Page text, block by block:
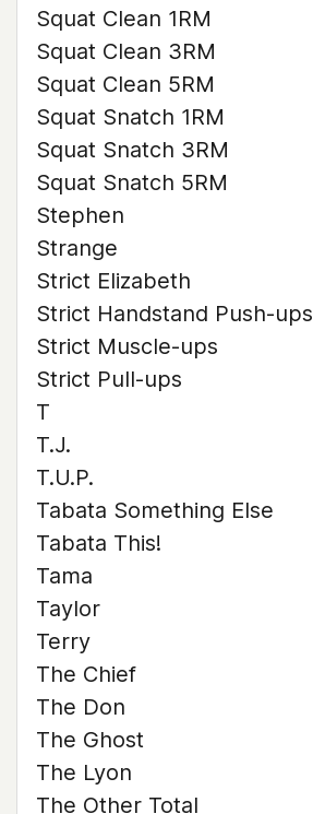
Squat Clean 1RM
Squat Clean 3RM
Squat Clean 5RM
Squat Snatch 1RM
Squat Snatch 3RM
Squat Snatch 5RM
Stephen
Strange
Strict Elizabeth
Strict Handstand Push-ups
Strict Muscle-ups
Strict Pull-ups
T
T.J.
T.U.P.
Tabata Something Else
Tabata This!
Tama
Taylor
Terry
The Chief
The Don
The Ghost
The Lyon
The Other Total